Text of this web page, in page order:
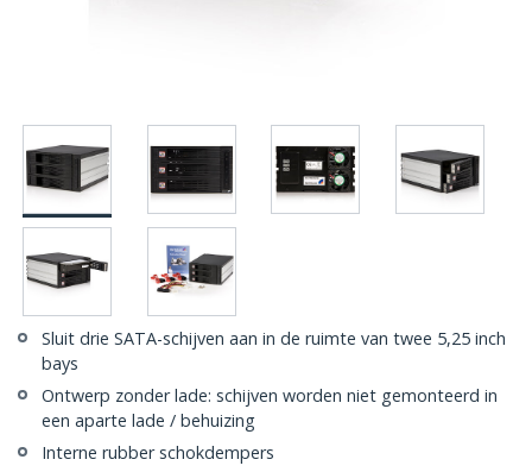
Sluit drie SATA-schijven aan in de ruimte van twee 5,25 inch
bays
Ontwerp zonder lade: schijven worden niet gemonteerd in
een aparte lade / behuizing
Interne rubber schokdempers